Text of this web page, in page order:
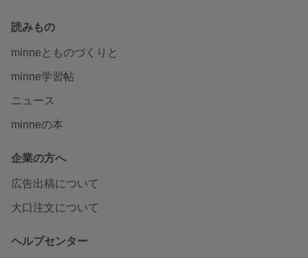
読みもの
minneとものづくりと
minne学習帖
ニュース
minneの本
企業の方へ
広告出稿について
大口注文について
ヘルプセンター